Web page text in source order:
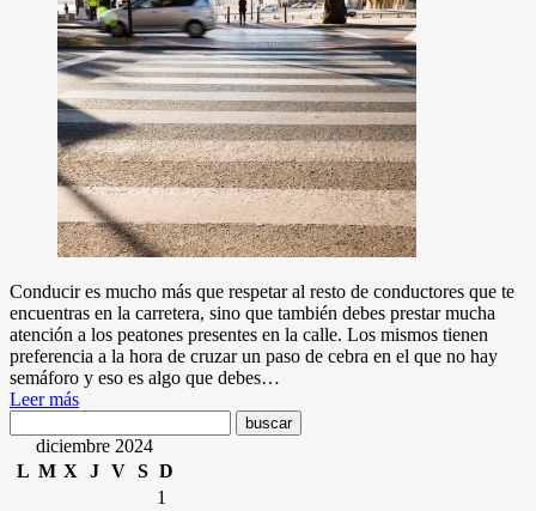
Conducir es mucho más que respetar al resto de conductores que te
encuentras en la carretera, sino que también debes prestar mucha
atención a los peatones presentes en la calle. Los mismos tienen
preferencia a la hora de cruzar un paso de cebra en el que no hay
semáforo y eso es algo que debes…
Leer más
diciembre 2024
L M X J V S D
1